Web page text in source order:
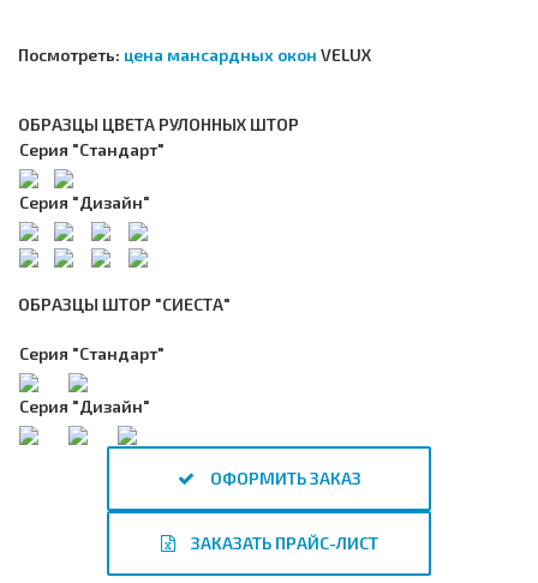
Посмотреть: цена мансардных окон VELUX
ОБРАЗЦЫ ЦВЕТА РУЛОННЫХ ШТОР
Серия "Стандарт"
Серия "Дизайн"
ОБРАЗЦЫ ШТОР "СИЕСТА"
Серия "Стандарт"
Серия "Дизайн"
ОФОРМИТЬ ЗАКАЗ
ЗАКАЗАТЬ ПРАЙС-ЛИСТ